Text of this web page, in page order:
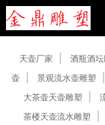
天壶厂家 酒瓶酒
壶
景观流水壶雕塑
大茶壶天壶雕塑
茶楼天壶流水雕塑